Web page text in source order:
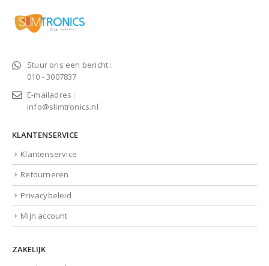
Stuur ons een bericht :
010 - 3007837
E-mailadres :
info@slimtronics.nl
KLANTENSERVICE
Klantenservice
Retourneren
Privacybeleid
Mijn account
ZAKELIJK